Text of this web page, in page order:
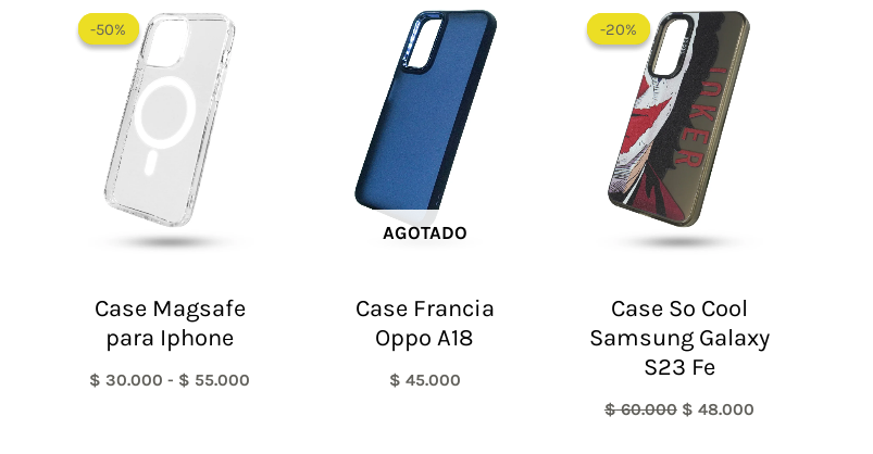
-50%
-50%
Case Magsafe
para Iphone
$ 30.000 - $ 55.000
AGOTADO
Case Francia
Oppo A18
$ 45.000
-20%
-20%
Case So Cool
Samsung Galaxy
S23 Fe
$60.000
precio
original
era:
$ 60.000.
$ 48.000